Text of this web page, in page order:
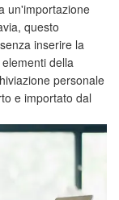
un'importazione
questo
inserire la
della
personale
e importato dal